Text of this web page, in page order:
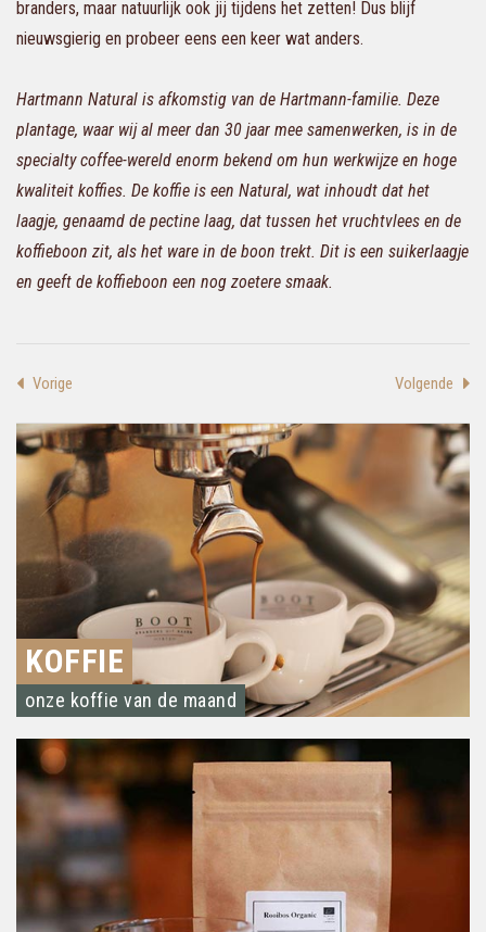
branders, maar natuurlijk ook jij tijdens het zetten! Dus blijf
nieuwsgierig en probeer eens een keer wat anders.
Hartmann Natural is afkomstig van de Hartmann-familie. Deze
plantage, waar wij al meer dan 30 jaar mee samenwerken, is in de
specialty coffee-wereld enorm bekend om hun werkwijze en hoge
kwaliteit koffies. De koffie is een Natural, wat inhoudt dat het
laagje, genaamd de pectine laag, dat tussen het vruchtvlees en de
koffieboon zit, als het ware in de boon trekt. Dit is een suikerlaagje
en geeft de koffieboon een nog zoetere smaak.
Vorige Volgende
KOFFIE
onze koffie van de maand